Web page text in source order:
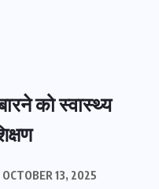
को स्वास्थ्य
OCTOBER 13, 2025